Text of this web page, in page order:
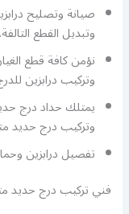
صيانة وتصليح
وتبديل القطع التالفة.
نؤمن كافة قطع
وتركيب درابزين
يمتلك حداد درج
وتركيب درج حديد
تفصيل درابزين
فني تركيب درج حديد